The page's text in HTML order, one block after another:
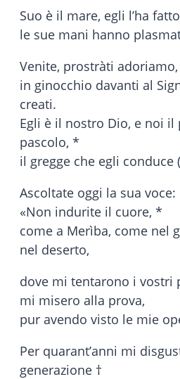
Suo è il mare, egli l’ha
le sue mani hanno
Venite, prostràti
in ginocchio davanti al
creati.
Egli è il nostro Dio, e noi
pascolo, *
il gregge che egli conduce
Ascoltate oggi la sua voce:
«Non indurite il cuore, *
come a Merìba, come nel
nel deserto,
dove mi tentarono i vostri
mi misero alla prova,
pur avendo visto le mie
Per quarant’anni mi
generazione †